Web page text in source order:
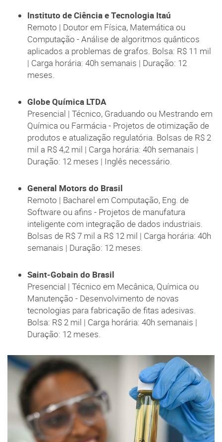
Instituto de Ciência e Tecnologia Itaú
Remoto | Doutor em Física, Matemática ou
Computação - Análise de algoritmos quânticos
aplicados a problemas de grafos. Bolsa: R$ 11 mil
| Carga horária: 40h semanais | Duração: 12
meses.
Globe Química LTDA
Presencial | Técnico, Graduando ou Mestrando em
Química ou Farmácia - Projetos de otimização de
produtos e atualização regulatória. Bolsas de R$ 2
mil a R$ 4,2 mil | Carga horária: 40h semanais |
Duração: 12 meses | Inglês necessário.
General Motors do Brasil
Remoto | Bacharel em Computação, Eng. de
Software ou afins - Projetos de manufatura
inteligente com integração de dados industriais.
Bolsas de R$ 7 mil a R$ 12 mil | Carga horária: 40h
semanais | Duração: 12 meses.
Saint-Gobain do Brasil
Presencial | Técnico em Mecânica, Química ou
Manutenção - Desenvolvimento de novas
tecnologias para fabricação de fitas adesivas.
Bolsa: R$ 2 mil | Carga horária: 40h semanais |
Duração: 12 meses.